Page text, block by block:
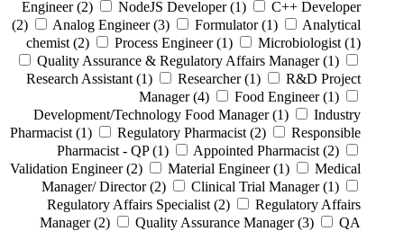
Engineer (2) NodeJS Developer (1)
C++ Developer
(2)
Analog Engineer (3) Formulator (1)
Analytical
chemist (2) Process Engineer (1) Microbiologist (1)
Quality Assurance & Regulatory Affairs Manager (1)
Research Assistant (1) Researcher (1)
R&D Project
Manager (4) Food Engineer (1)
Development/Technology Food Manager (1)
Industry
Pharmacist (1) Regulatory Pharmacist (2)
Responsible
Pharmacist - QP (1) Appointed Pharmacist (2)
Validation Engineer (2) Material Engineer (1)
Medical
Manager/ Director (2) Clinical Trial Manager (1)
Regulatory Affairs Specialist (2)
Regulatory Affairs
Manager (2) Quality Assurance Manager (3)
QA